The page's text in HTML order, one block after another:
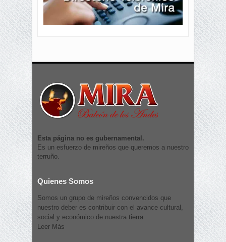
Esta página no es gubernamental.
Es un esfuerzo de mireños que queremos a nuestro
terruño.
Quienes Somos
Somos un grupo de mireños convencidos que
nuestro deber es contribuir con el avance cultural,
social y económico de nuestra tierra.
Leer Más